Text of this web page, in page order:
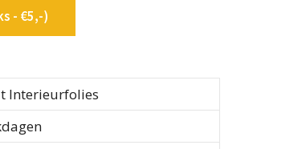
- €5,-)
Interieurfolies